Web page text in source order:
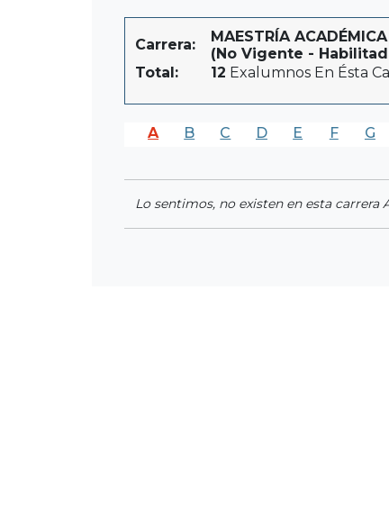
Carrera:
MAESTRÍA
(No Vigente -
Total:
12 Exalumnos En Ésta
A B C D E F G
Lo sentimos, no existen en esta